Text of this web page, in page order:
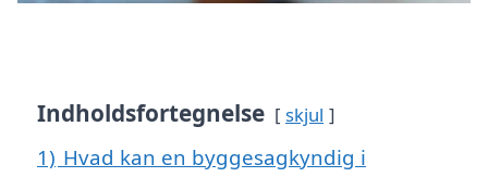
Indholdsfortegnelse skjul
1) Hvad kan en byggesagkyndig i